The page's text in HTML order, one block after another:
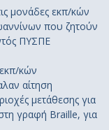
μονάδες εκπ/κών
που ζητούν
ΠΥΣΠΕ
κών
αίτηση
μετάθεσης για
γραφή Braille, για